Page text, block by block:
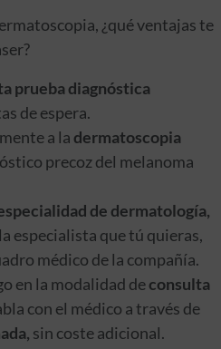
¿qué ventajas te
prueba diagnóstica
de espera.
a la dermatoscopia
precoz del melanoma
de dermatología,
especialista que tú quieras,
médico de la compañía.
en la modalidad deconsulta
con el médico a través de
sin coste adicional.